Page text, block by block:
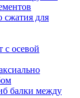
для
с осевой
балки между